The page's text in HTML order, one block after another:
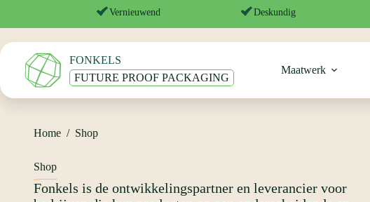
de
inhoud
Vernieuwend Deskundig
FONKELS
FUTURE PROOF PACKAGING
Maatwerk
Home / Shop
Shop
Fonkels is de ontwikkelingspartner en leverancier voor